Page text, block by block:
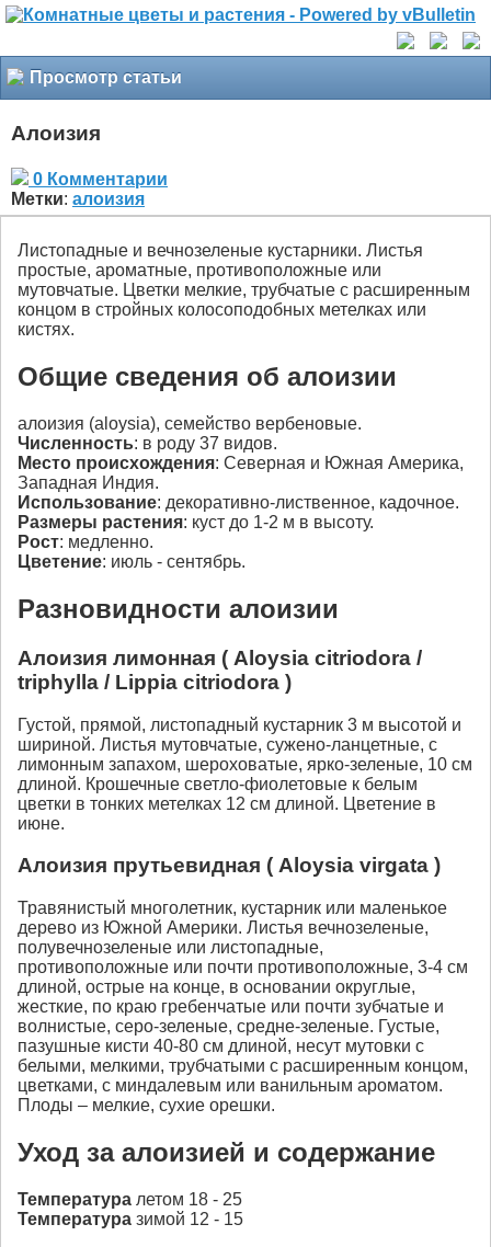
Просмотр статьи
Алоизия
0 Комментарии
Метки: алоизия
Листопадные и вечнозеленые кустарники. Листья
простые, ароматные, противоположные или
мутовчатые. Цветки мелкие, трубчатые с расширенным
концом в стройных колосоподобных метелках или
кистях.
Общие сведения об алоизии
алоизия (aloysia), семейство вербеновые.
Численность: в роду 37 видов.
Место происхождения: Северная и Южная Америка,
Западная Индия.
Использование: декоративно-лиственное, кадочное.
Размеры растения: куст до 1-2 м в высоту.
Рост: медленно.
Цветение: июль - сентябрь.
Разновидности алоизии
Алоизия лимонная ( Aloysia citriodora /
triphylla / Lippia citriodora )
Густой, прямой, листопадный кустарник 3 м высотой и
шириной. Листья мутовчатые, сужено-ланцетные, с
лимонным запахом, шероховатые, ярко-зеленые, 10 см
длиной. Крошечные светло-фиолетовые к белым
цветки в тонких метелках 12 см длиной. Цветение в
июне.
Алоизия прутьевидная ( Aloysia virgata )
Травянистый многолетник, кустарник или маленькое
дерево из Южной Америки. Листья вечнозеленые,
полувечнозеленые или листопадные,
противоположные или почти противоположные, 3-4 см
длиной, острые на конце, в основании округлые,
жесткие, по краю гребенчатые или почти зубчатые и
волнистые, серо-зеленые, средне-зеленые. Густые,
пазушные кисти 40-80 см длиной, несут мутовки с
белыми, мелкими, трубчатыми с расширенным концом,
цветками, с миндалевым или ванильным ароматом.
Плоды – мелкие, сухие орешки.
Уход за алоизией и содержание
Температура летом 18 - 25
Температура зимой 12 - 15